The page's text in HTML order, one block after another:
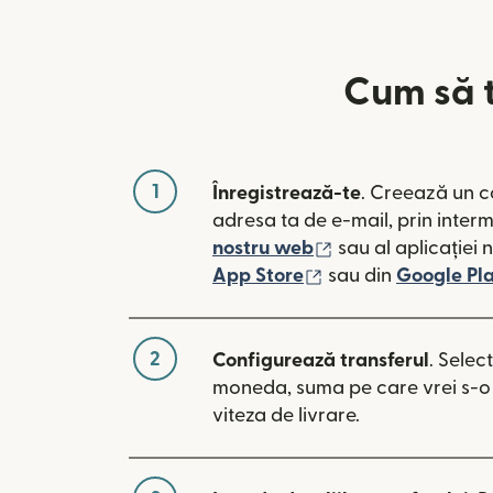
Cum să
1 Înregistrează-te. Creează un
adresa ta de e-mail, prin
nostru web
(se deschide
sau al aplicației
App Store
(se deschide într-
sau din Google
2 Configurează transferul .
moneda, suma pe care vrei s-
viteza de livrare.